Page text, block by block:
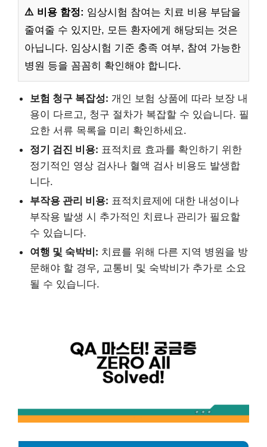
⚠️ 비용 함정: 임상시험 참여는 치료 비용 부담을
줄여줄 수 있지만, 모든 환자에게 해당되는 것은
아닙니다. 임상시험 기준 충족 여부, 참여 가능한
병원 등을 꼼꼼히 확인해야 합니다.
보험 청구 복잡성: 개인 보험 상품에 따라 보장 내
용이 다르고, 청구 절차가 복잡할 수 있습니다. 필
요한 서류 목록을 미리 확인하세요.
정기 검진 비용: 표적치료 효과를 확인하기 위한
정기적인 영상 검사나 혈액 검사 비용도 발생합
니다.
부작용 관리 비용: 표적치료제에 대한 내성이나
부작용 발생 시 추가적인 치료나 관리가 필요할
수 있습니다.
여행 및 숙박비: 치료를 위해 다른 지역 병원을 방
문해야 할 경우, 교통비 및 숙박비가 추가로 소요
될 수 있습니다.